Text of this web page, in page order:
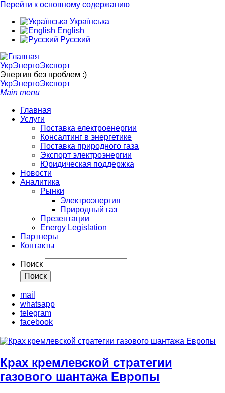
Перейти к основному содержанию
Українська
English
Русский
УкрЭнергоЭкспорт
Энергия без проблем :)
УкрЭнергоЭкспорт
Main menu
Главная
Услуги
Поставка електроенергии
Консалтинг в энергетике
Поставка природного газа
Экспорт электроэнергии
Юридическая поддержка
Новости
Аналитика
Рынки
Электроэнергия
Природный газ
Презентации
Energy Legislation
Партнеры
Контакты
Поиск
mail
whatsapp
telegram
facebook
Крах кремлевской стратегии
газового шантажа Европы